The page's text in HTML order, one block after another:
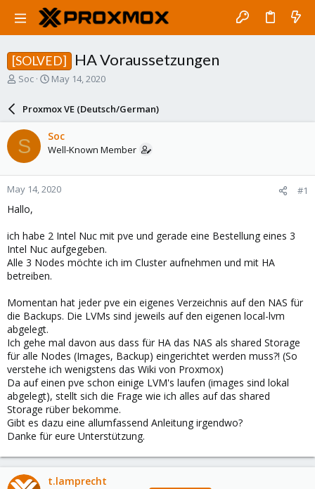
[SOLVED] HA Voraussetzungen
T
a
d
s
t
a
r
t
e
Soc
S
r
d
a
e
May 14, 2020
Proxmox VE (Deutsch/German)
S Soc
Well-Known Member
May 14, 2020 #1
Hallo,
ich habe 2 Intel Nuc mit pve und gerade eine Bestellung eines 3
Intel Nuc aufgegeben.
Alle 3 Nodes möchte ich im Cluster aufnehmen und mit HA
betreiben.
Momentan hat jeder pve ein eigenes Verzeichnis auf den NAS für
die Backups. Die LVMs sind jeweils auf den eigenen local-lvm
abgelegt.
Ich gehe mal davon aus dass für HA das NAS als shared Storage
für alle Nodes (Images, Backup) eingerichtet werden muss?! (So
verstehe ich wenigstens das Wiki von Proxmox)
Da auf einen pve schon einige LVM's laufen (images sind lokal
abgelegt), stellt sich die Frage wie ich alles auf das shared
Storage rüber bekomme.
Gibt es dazu eine allumfassend Anleitung irgendwo?
Danke für eure Unterstützung.
t.lamprecht